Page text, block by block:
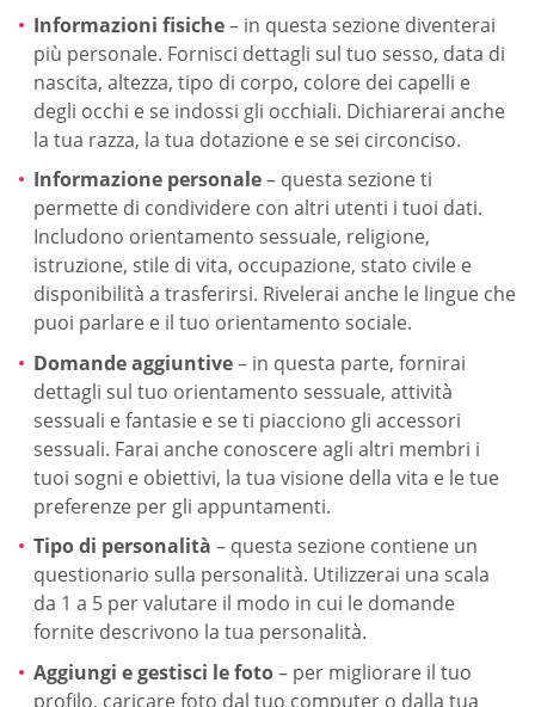
Informazioni fisiche– in questa sezione diventerai
più personale. Fornisci dettagli sul tuo sesso, data di
nascita, altezza, tipo di corpo, colore dei capelli e
degli occhi e se indossi gli occhiali. Dichiarerai anche
la tua razza, la tua dotazione e se sei circonciso.
Informazione personale– questa sezione ti
permette di condividere con altri utenti i tuoi dati.
Includono orientamento sessuale, religione,
istruzione, stile di vita, occupazione, stato civile e
disponibilità a trasferirsi. Rivelerai anche le lingue che
puoi parlare e il tuo orientamento sociale.
Domande aggiuntive– in questa parte, fornirai
dettagli sul tuo orientamento sessuale, attività
sessuali e fantasie e se ti piacciono gli accessori
sessuali. Farai anche conoscere agli altri membri i
tuoi sogni e obiettivi, la tua visione della vita e le tue
preferenze per gli appuntamenti.
Tipo di personalità – questa sezione contiene un
questionario sulla personalità. Utilizzerai una scala
da 1 a 5 per valutare il modo in cui le domande
fornite descrivono la tua personalità.
Aggiungi e gestisci le foto– per migliorare il tuo
profilo, caricare foto dal tuo computer o dalla tua